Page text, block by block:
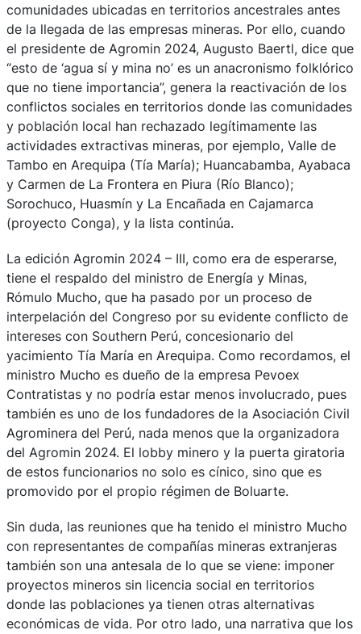
comunidades ubicadas en territorios ancestrales antes
de la llegada de las empresas mineras. Por ello, cuando
el presidente de Agromin 2024, Augusto Baertl, dice que
“esto de ‘agua sí y mina no’ es un anacronismo folklórico
que no tiene importancia”, genera la reactivación de los
conflictos sociales en territorios donde las comunidades
y población local han rechazado legítimamente las
actividades extractivas mineras, por ejemplo, Valle de
Tambo en Arequipa (Tía María); Huancabamba, Ayabaca
y Carmen de La Frontera en Piura (Río Blanco);
Sorochuco, Huasmín y La Encañada en Cajamarca
(proyecto Conga), y la lista continúa.
La edición Agromin 2024 – III, como era de esperarse,
tiene el respaldo del ministro de Energía y Minas,
Rómulo Mucho, que ha pasado por un proceso de
interpelación del Congreso por su evidente conflicto de
intereses con Southern Perú, concesionario del
yacimiento Tía María en Arequipa. Como recordamos, el
ministro Mucho es dueño de la empresa Pevoex
Contratistas y no podría estar menos involucrado, pues
también es uno de los fundadores de la Asociación Civil
Agrominera del Perú, nada menos que la organizadora
del Agromin 2024. El lobby minero y la puerta giratoria
de estos funcionarios no solo es cínico, sino que es
promovido por el propio régimen de Boluarte.
Sin duda, las reuniones que ha tenido el ministro Mucho
con representantes de compañías mineras extranjeras
también son una antesala de lo que se viene: imponer
proyectos mineros sin licencia social en territorios
donde las poblaciones ya tienen otras alternativas
económicas de vida. Por otro lado, una narrativa que los